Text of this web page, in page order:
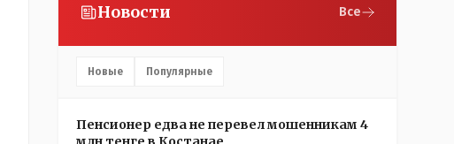
Новости Все
Новые Популярные
Пенсионер едва не перевел мошенникам 4